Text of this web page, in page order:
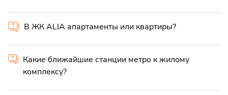
В ЖК ALIA апартаменты или квартиры?
Какие ближайшие станции метро к жилому
комплексу?